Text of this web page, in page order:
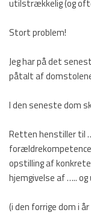
utilstrækkelig (og
Stort problem!
Jeg har på det
påtalt af
I den seneste dom
Retten henstiller til
opstilling af
hjemgivelse af …..
(i den forrige dom i